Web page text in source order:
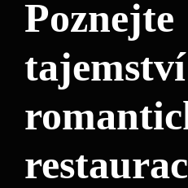
Poznejte
tajemství